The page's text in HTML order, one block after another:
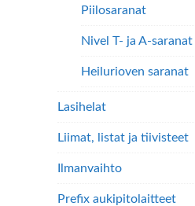
Piilosaranat
Nivel T- ja A-saranat
Heilurioven saranat
Lasihelat
Liimat, listat ja tiivisteet
Ilmanvaihto
Prefix aukipitolaitteet